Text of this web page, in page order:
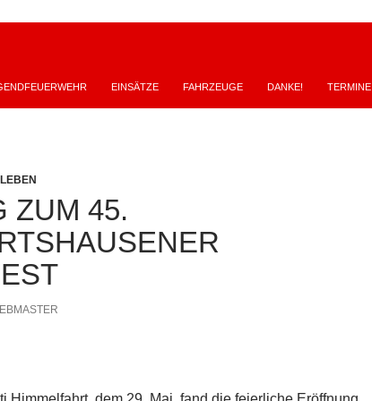
EINSÄTZE FAHRZEUGE DANKE! TERMINE
ZUM 45.